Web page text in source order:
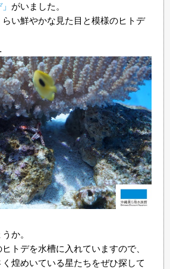
がいました。
い鮮やかな見た目と模様のヒトデ
か。
トデを水槽に入れていますので、
煌めいている星たちをぜひ探して